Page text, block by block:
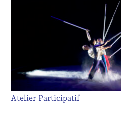
Atelier Participatif